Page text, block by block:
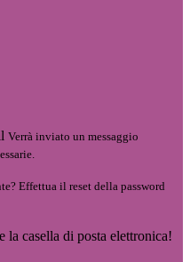
Verrà inviato un messaggio
Effettua il reset della password
casella di posta elettronica!